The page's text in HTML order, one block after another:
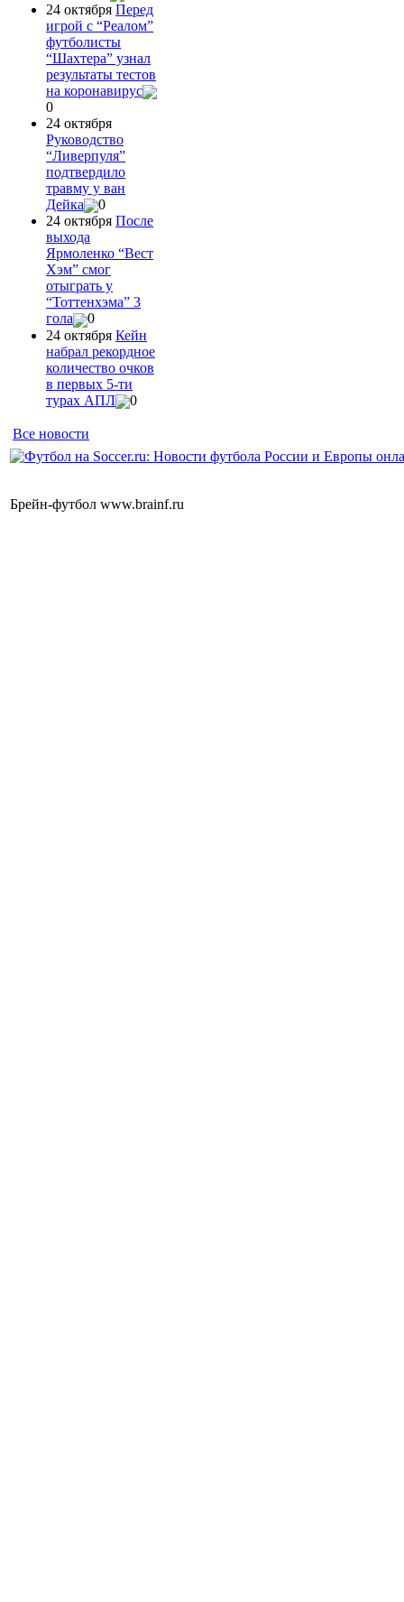
24 октября Перед
игрой с “Реалом”
футболисты
“Шахтера” узнал
результаты тестов
на коронавирус
0
24 октября
Руководство
“Ливерпуля”
подтвердило
травму у ван
Дейка
0
24 октября После
выхода
Ярмоленко “Вест
Хэм” смог
отыграть у
“Тоттенхэма” 3
гола
0
24 октября Кейн
набрал рекордное
количество очков
в первых 5-ти
турах АПЛ
0
Все новости
Брейн-футбол www.brainf.ru